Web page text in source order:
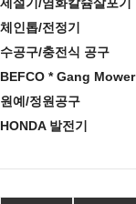
체인톱/전정기
수공구/충전식 공구
BEFCO * Gang Mower
원예/정원공구
HONDA 발전기